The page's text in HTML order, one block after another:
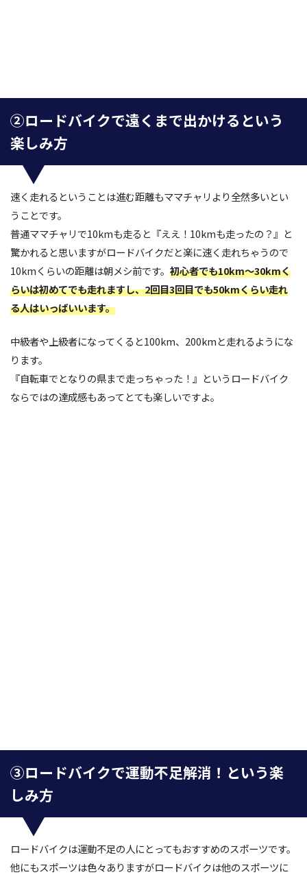
②ロードバイクで遠くまで出かけるという
楽しみ方
速く走れるということは進む距離もママチャリより全然多いとい
うことです。
普通ママチャリで10kmも走ると『ええ！10kmも走ったの？』と
驚かれると思いますがロードバイクだと楽に速く走れちゃうので
10kmくらいの距離は朝メシ前です。 初心者でも10km～30kmく
らいは初めてでも走れますし、2回目3回目でも50kmくらい走れ
る人はいっぱいいます。
中級者や上級者になってくると100km、200kmと走れるようにな
ります。
『自転車でとなりの県まで走っちゃった！』というロードバイク
ならではの達成感もあってとても楽しいですよ。
③ロードバイクで運動不足解消！という楽
しみ方
ロードバイクは運動不足の人にとってもおすすめのスポーツです。
他にもスポーツは色々ありますがロードバイクは他のスポーツに